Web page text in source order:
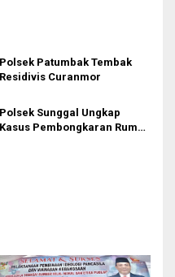
Polsek Patumbak Tembak
Residivis Curanmor
Polsek Sunggal Ungkap
Kasus Pembongkaran Rumah